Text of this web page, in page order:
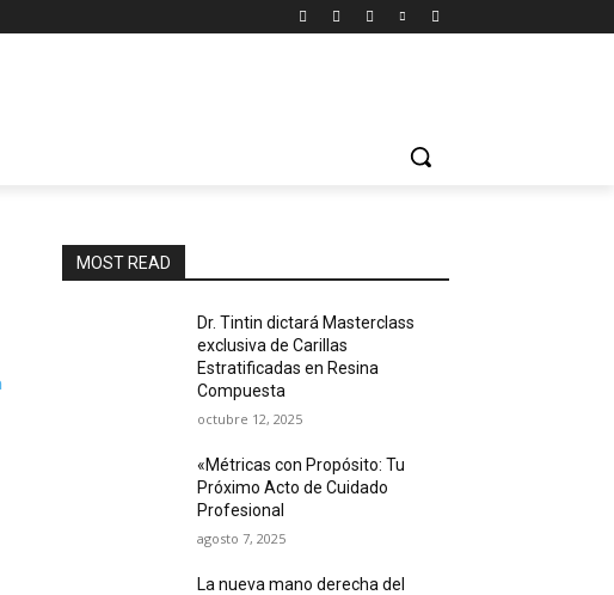
MOST READ
Dr. Tintin dictará Masterclass
exclusiva de Carillas
Estratificadas en Resina
Compuesta
octubre 12, 2025
«Métricas con Propósito: Tu
Próximo Acto de Cuidado
Profesional
agosto 7, 2025
La nueva mano derecha del